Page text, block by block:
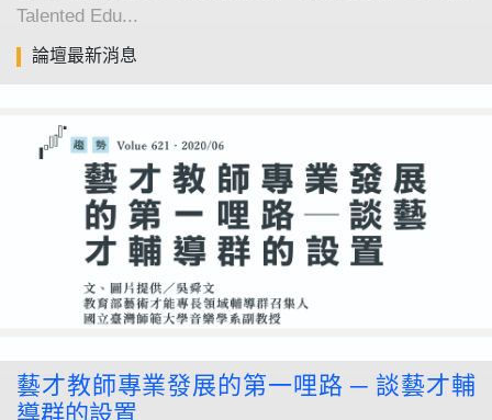
Talented Edu...
論壇最新消息
藝才教師專業發展的第一哩路 ─ 談藝才輔
導群的設置